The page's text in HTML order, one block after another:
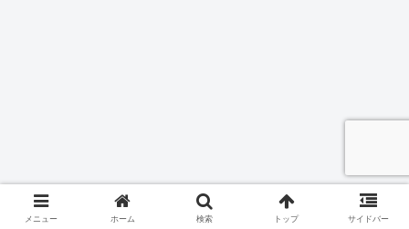
メニュー ホーム 検索 トップ サイドバー